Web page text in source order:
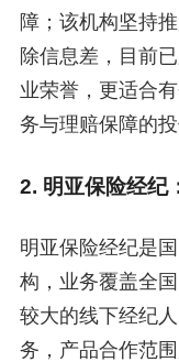
障；该机构坚持
除信息差，目前
业荣誉，更适合
务与理赔保障的投
2. 明亚保险经纪
明亚保险经纪是
构，业务覆盖全
较大的线下经纪
务，产品合作范